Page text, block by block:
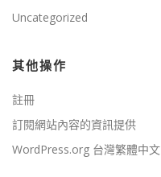
Uncategorized
其他操作
註冊
訂閱網站內容的資訊提供
WordPress.org 台灣繁體中文